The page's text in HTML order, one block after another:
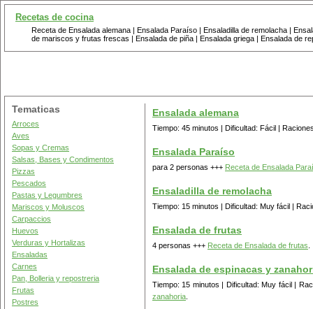
Recetas de cocina
Receta de Ensalada alemana | Ensalada Paraíso | Ensaladilla de remolacha |
de mariscos y frutas frescas | Ensalada de piña | Ensalada griega | Ensalada de
Tematicas
Arroces
Aves
Sopas y Cremas
Salsas, Bases y Condimentos
Pizzas
Pescados
Pastas y Legumbres
Mariscos y Moluscos
Carpaccios
Huevos
Verduras y Hortalizas
Ensaladas
Carnes
Pan, Bolleria y repostreria
Frutas
Postres
Ensalada alemana
Tiempo: 45 minutos | Dificultad: Fácil |
Ensalada Paraíso
para 2 personas +++ Receta de Ensalada
Ensaladilla de remolacha
Tiempo: 15 minutos | Dificultad: Muy fácil |
Ensalada de frutas
4 personas +++ Receta de Ensalada de frutas
Ensalada de espinacas y
Tiempo: 15 minutos | Dificultad: Muy fácil |
zanahoria